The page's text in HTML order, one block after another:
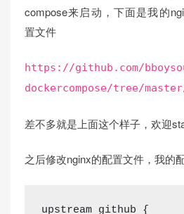
compose来启动，下面是我的
置文件
https://github.com/
dockercompose/tree/
差不多就是上面这个样子，欢迎
之后修改nginx的配置文件，我的
upstream github {